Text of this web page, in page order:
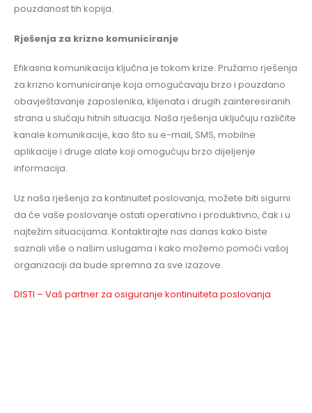
pouzdanost tih kopija.
Rješenja za krizno komuniciranje
Efikasna komunikacija ključna je tokom krize. Pružamo rješenja
za krizno komuniciranje koja omogućavaju brzo i pouzdano
obavještavanje zaposlenika, klijenata i drugih zainteresiranih
strana u slučaju hitnih situacija. Naša rješenja uključuju različite
kanale komunikacije, kao što su e-mail, SMS, mobilne
aplikacije i druge alate koji omogućuju brzo dijeljenje
informacija.
Uz naša rješenja za kontinuitet poslovanja, možete biti sigurni
da će vaše poslovanje ostati operativno i produktivno, čak i u
najtežim situacijama. Kontaktirajte nas danas kako biste
saznali više o našim uslugama i kako možemo pomoći vašoj
organizaciji da bude spremna za sve izazove.
DISTI – Vaš partner za osiguranje kontinuiteta poslovanja